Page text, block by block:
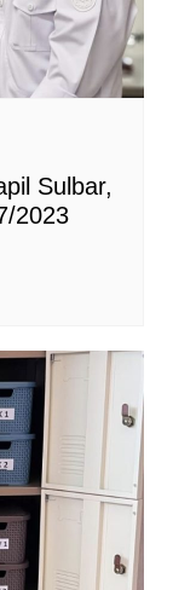
Sulbar,
2023